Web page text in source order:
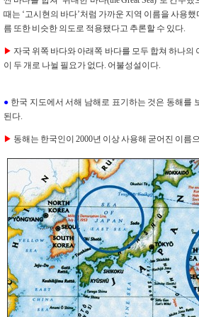
때는 ‘고시현의 바다’처럼 가까운 지역 이름을 사용
름 또한 비슷한 의도로 적용됐다고 추론할 수 있다.
▶ 자국 위쪽 바다와 아래쪽 바다를 모두 합쳐 하나
이 두 개로 나뉠 필요가 없다. 어불성설이다.
● 한국 지도에서 서해 남해로 표기하는 것은 동해를
된다.
▶ 동해는 한국인이 2000년 이상 사용해 굳어진 이름